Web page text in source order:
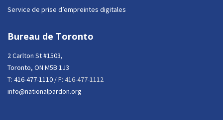
Service de prise d’empreintes digitales
Bureau de Toronto
2 Carlton St #1503,
Toronto, ON M5B 1J3
T: 416-477-1110 / F: 416-477-1112
info@nationalpardon.org